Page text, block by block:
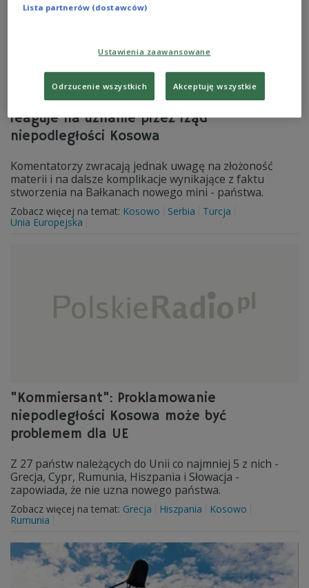
Niemiecka prasa w zasadzie pozytywnie
reaguje na uznanie przez rząd
niepodległości Kosowa
Komentatorzy zwracają jednak uwagę na złożoność
materii i na dalsze komplikacje wynikające z faktu
stworzenia na Bałkanach nowego mini - państwa.
Zobacz więcej na temat: Kosowo Serbia
Turcja
Unia Europejska
"Kommiersant": Proklamowanie
niepodległości Kosowa może być
problemem dla UE
Z 27 państw należących do Unii co najmniej 5 z nich -
Grecja, Cypr, Rumunia, Hiszpania i Słowacja -
zapowiada, że nie uzna nowego państwa.
Zobacz więcej na temat: Grecja Hiszpania
Kosowo
Rumunia
Lista partnerów (dostawców)
Ustawienia zaawansowane
Odrzucenie wszystkich Akceptuję wszystkie